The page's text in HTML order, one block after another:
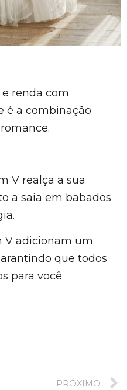
renda com
é a combinação
V realça a sua
a saia em babados
V adicionam um
que todos
para você
PRÓXIMO